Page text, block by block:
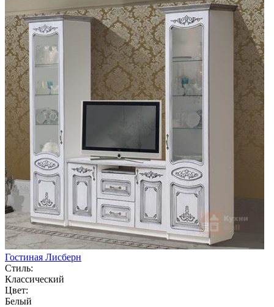
Гостиная Лисберн
Стиль:
Классический
Цвет:
Белый